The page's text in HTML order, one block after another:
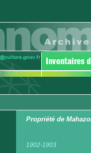
Propriété de
1902-1903